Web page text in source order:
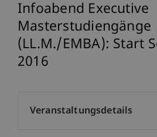
Infoabend Executive
Masterstudiengänge
(LL.M./EMBA): Start
2016
Veranstaltungsdetails